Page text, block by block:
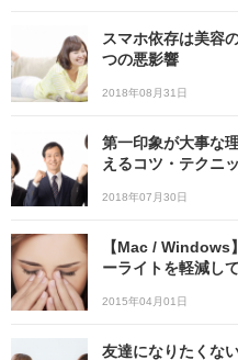
スマホ依存は美容
つの悪影響
2018年08月31日
第一印象が大事な
えるコツ・テクニ
2018年07月30日
【Mac / Windows
ーライトを軽減し
2015年04月01日
友達になりたくな